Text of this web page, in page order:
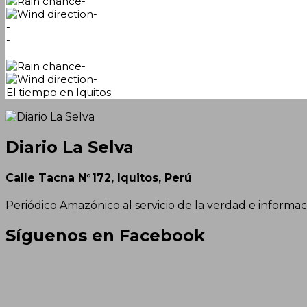
-
-
-
-
-
El tiempo en Iquitos
Diario La Selva
Calle Tacna N°172, Iquitos, Perú
Periódico Amazónico al servicio de la verdad e
Síguenos en Facebook